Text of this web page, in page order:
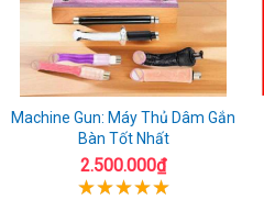
Machine Gun: Máy Thủ Dâm Gắn
Bàn Tốt Nhất
2.500.000₫